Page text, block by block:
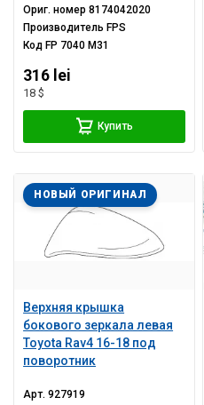
Ориг. номер8174042020
Производитель FPS
Код FP 7040 M31
316 lei
18 $
Купить
Верхняя крышка
бокового зеркала левая
Toyota Rav4 16-18 под
поворотник
НОВЫЙ ОРИГИНАЛ
Арт.927919